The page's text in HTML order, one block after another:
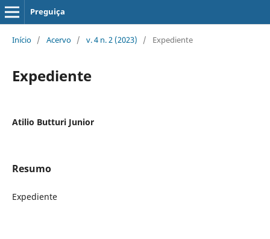
Preguiça
Início / Acervo / v. 4 n. 2 (2023) / Expediente
Expediente
Atilio Butturi Junior
Resumo
Expediente